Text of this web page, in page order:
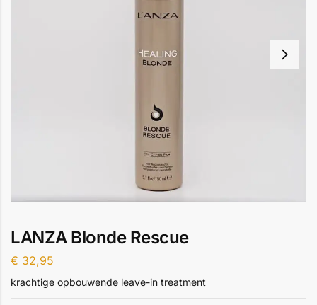
LANZA Blonde Rescue
€ 32,95
krachtige opbouwende leave-in treatment